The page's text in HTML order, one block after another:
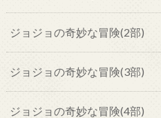
ジョジョの奇妙な冒険(2部)
ジョジョの奇妙な冒険(3部)
ジョジョの奇妙な冒険(4部)